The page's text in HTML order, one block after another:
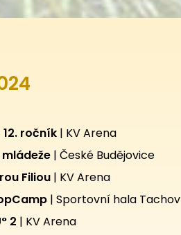
ročník | KV Arena
| České Budějovice
Filiou | KV Arena
| Sportovní hala Tachov
2 | KV Arena